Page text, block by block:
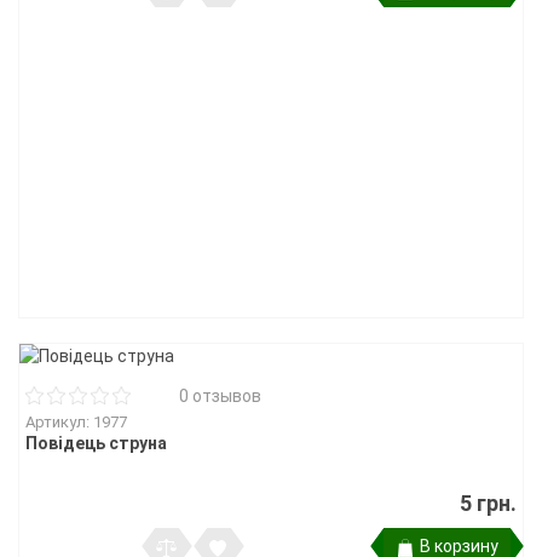
0 отзывов
Артикул: 1977
Повідець струна
5 грн.
В корзину